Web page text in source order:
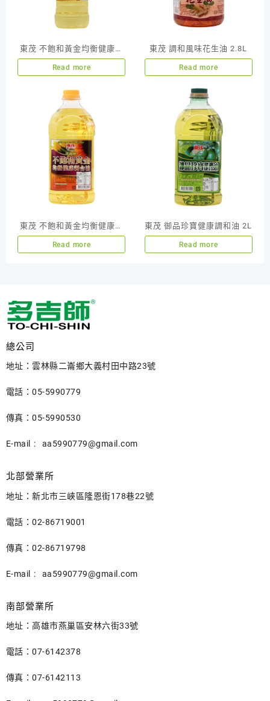
東茂 不飽和黃金均衡健康調
和油 600ML
Read more
東茂 調和風味花生油 2.8L
Read more
東茂 不飽和黃金均衡健康調
和油 2L
Read more
東茂 御品珍寶健康調和油 2L
Read more
總公司
地址：雲林縣二崙鄉大義村田中路23號
電話：05-5990779
傳真：05-5990530
E-mail : aa5990779@gmail.com
北部營業所
地址：新北市三峽區隆恩街178巷22號
電話：02-86719001
傳真：02-86719798
E-mail : aa5990779@gmail.com
南部營業所
地址：高雄市燕巢區安林六街33號
電話：07-6142378
傳真：07-6142113